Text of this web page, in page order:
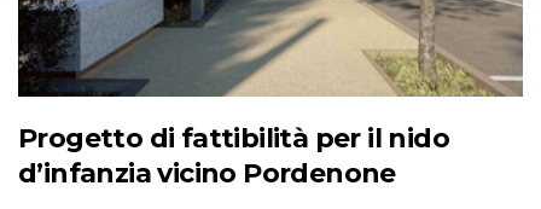
Progetto di fattibilità per il nido
d’infanzia vicino Pordenone